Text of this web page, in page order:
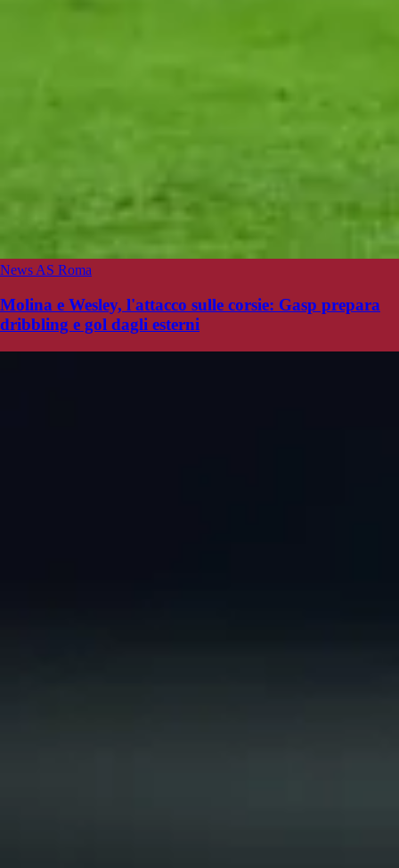
News AS Roma
Molina e Wesley, l'attacco sulle corsie: Gasp prepara
dribbling e gol dagli esterni